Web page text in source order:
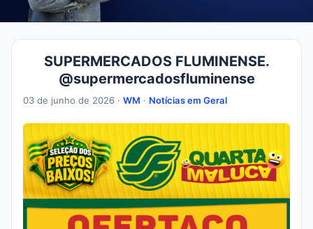
SUPERMERCADOS FLUMINENSE.
@supermercadosfluminense
03 de junho de 2026 · WM · Notícias em Geral